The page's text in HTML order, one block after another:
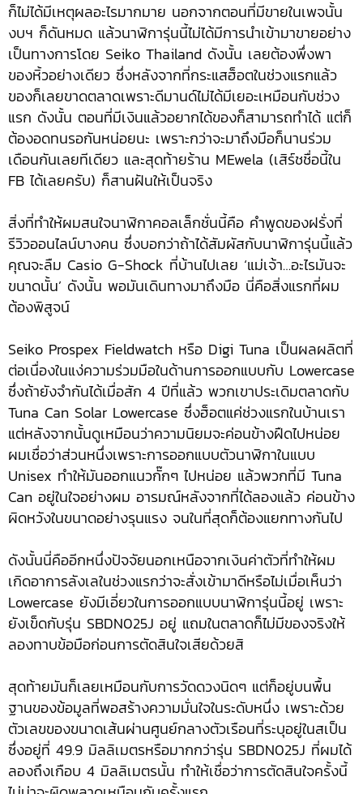
ก็ไม่ได้มีเหตุผลอะไรมากมาย นอกจากตอนที่มีขายในเพจนั้น
งบฯ ก็ดันหมด แล้วนาฬิการุ่นนี้ไม่ได้มีการนำเข้ามาขายอย่าง
เป็นทางการโดย Seiko Thailand ดังนั้น เลยต้องพึ่งพา
ของหิ้วอย่างเดียว ซึ่งหลังจากที่กระแสฮ็อตในช่วงแรกแล้ว
ของก็เลยขาดตลาดเพราะดีมานด์ไม่ได้มีเยอะเหมือนกับช่วง
แรก ดังนั้น ตอนที่มีเงินแล้วอยากได้ของก็สามารถทำได้ แต่ก็
ต้องอดทนรอกันหน่อยนะ เพราะกว่าจะมาถึงมือก็นานร่วม
เดือนกันเลยทีเดียว และสุดท้ายร้าน MEwela (เสิร์ชชื่อนี้ใน
FB ได้เลยครับ) ก็สานฝันให้เป็นจริง
สิ่งที่ทำให้ผมสนใจนาฬิกาคอลเล็กชั่นนี้คือ คำพูดของฝรั่งที่
รีวิวออนไลน์บางคน ซึ่งบอกว่าถ้าได้สัมผัสกับนาฬิการุ่นนี้แล้ว
คุณจะลืม Casio G-Shock ที่บ้านไปเลย ‘แม่เจ้า…อะไรมันจะ
ขนาดนั้น’ ดังนั้น พอมันเดินทางมาถึงมือ นี่คือสิ่งแรกที่ผม
ต้องพิสูจน์
Seiko Prospex Fieldwatch หรือ Digi Tuna เป็นผลผลิตที่
ต่อเนื่องในแง่ความร่วมมือในด้านการออกแบบกับ Lowercase
ซึ่งถ้ายังจำกันได้เมื่อสัก 4 ปีที่แล้ว พวกเขาประเดิมตลาดกับ
Tuna Can Solar Lowercase ซึ่งฮ็อตแค่ช่วงแรกในบ้านเรา
แต่หลังจากนั้นดูเหมือนว่าความนิยมจะค่อนข้างฝืดไปหน่อย
ผมเชื่อว่าส่วนหนึ่งเพราะการออกแบบตัวนาฬิกาในแบบ
Unisex ทำให้มันออกแนวกั๊กๆ ไปหน่อย แล้วพวกที่มี Tuna
Can อยู่ในใจอย่างผม อารมณ์หลังจากที่ได้ลองแล้ว ค่อนข้าง
ผิดหวังในขนาดอย่างรุนแรง จนในที่สุดก็ต้องแยกทางกันไป
ดังนั้นนี่คืออีกหนึ่งปัจจัยนอกเหนือจากเงินค่าตัวที่ทำให้ผม
เกิดอาการลังเลในช่วงแรกว่าจะสั่งเข้ามาดีหรือไม่เมื่อเห็นว่า
Lowercase ยังมีเอี่ยวในการออกแบบนาฬิการุ่นนี้อยู่ เพราะ
ยังเข็ดกับรุ่น SBDN025J อยู่ แถมในตลาดก็ไม่มีของจริงให้
ลองทาบข้อมือก่อนการตัดสินใจเสียด้วยสิ
สุดท้ายมันก็เลยเหมือนกับการวัดดวงนิดๆ แต่ก็อยู่บนพื้น
ฐานของข้อมูลที่พอสร้างความมั่นใจในระดับหนึ่ง เพราะด้วย
ตัวเลขของขนาดเส้นผ่านศูนย์กลางตัวเรือนที่ระบุอยู่ในสเป็น
ซึ่งอยู่ที่ 49.9 มิลลิเมตรหรือมากกว่ารุ่น SBDN025J ที่ผมได้
ลองถึงเกือบ 4 มิลลิเมตรนั้น ทำให้เชื่อว่าการตัดสินใจครั้งนี้